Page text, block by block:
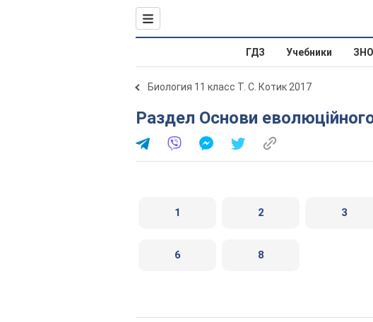
ГДЗ Учебники ЗНО
Биология 11 класс Т. С. Котик 2017
Раздел Основи
1 2 3
6 8